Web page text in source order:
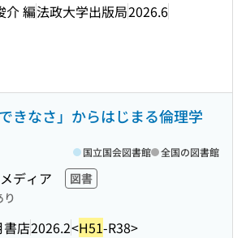
介 編法政大学出版局2026.6
できなさ」からはじまる倫理学
ディア
図書
書店2026.2<H51-R38>
国立国会図書館 全国の図書館